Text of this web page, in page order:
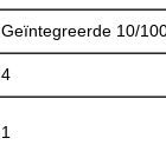
Geïntegreerde 10/
4
1